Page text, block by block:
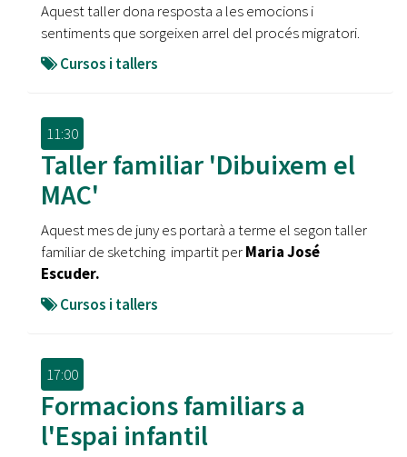
Aquest taller dona resposta a les emocions i
sentiments que sorgeixen arrel del procés migratori.
Cursos i tallers
11:30
Taller familiar 'Dibuixem el
MAC'
Aquest mes de juny es portarà a terme el segon taller
familiar de sketching impartit perMaria José
Escuder.
Cursos i tallers
17:00
Formacions familiars a
l'Espai infantil